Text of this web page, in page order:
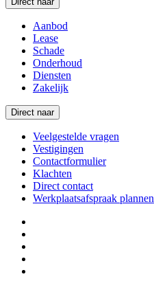
Aanbod
Lease
Schade
Onderhoud
Diensten
Zakelijk
Direct naar
Veelgestelde vragen
Vestigingen
Contactformulier
Klachten
Direct contact
Werkplaatsafspraak plannen